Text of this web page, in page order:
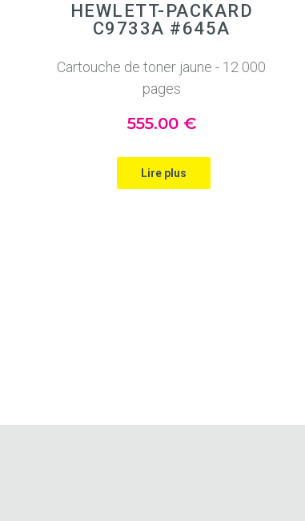
HEWLETT-PACKARD
C9733A #645A
Cartouche de toner jaune - 12 000
pages
555.00 €